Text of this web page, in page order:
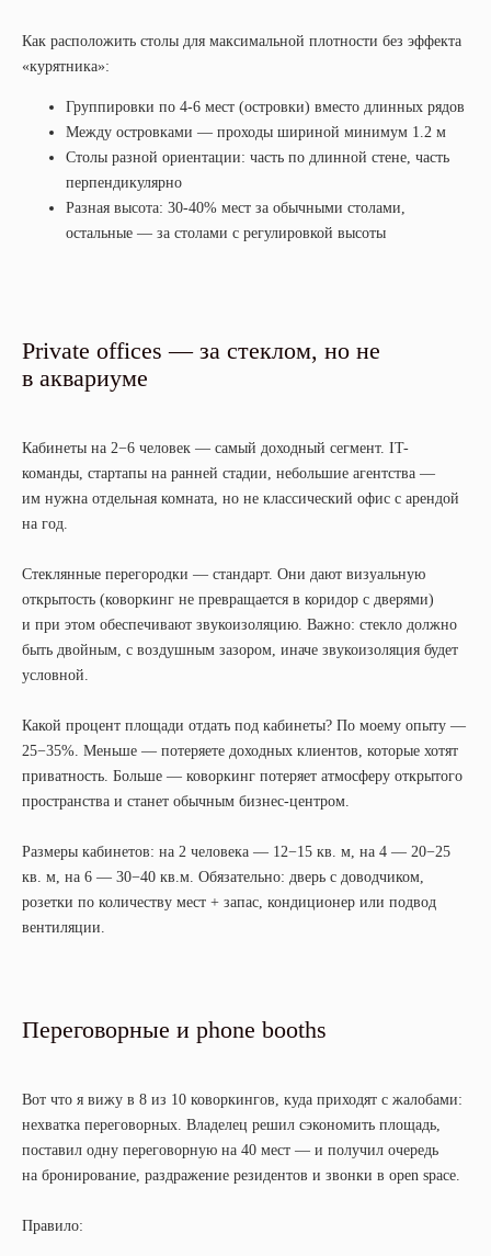
Как расположить столы для максимальной плотности без эффекта
«курятника»:
Группировки по 4-6 мест (островки) вместо длинных рядов
Между островками — проходы шириной минимум 1.2 м
Столы разной ориентации: часть по длинной стене, часть
перпендикулярно
Разная высота: 30-40% мест за обычными столами,
остальные — за столами с регулировкой высоты
Private offices — за стеклом, но не
в аквариуме
Кабинеты на 2−6 человек — самый доходный сегмент. IT-
команды, стартапы на ранней стадии, небольшие агентства —
им нужна отдельная комната, но не классический офис с арендой
на год.
Стеклянные перегородки — стандарт. Они дают визуальную
открытость (коворкинг не превращается в коридор с дверями)
и при этом обеспечивают звукоизоляцию. Важно: стекло должно
быть двойным, с воздушным зазором, иначе звукоизоляция будет
условной.
Какой процент площади отдать под кабинеты? По моему опыту —
25−35%. Меньше — потеряете доходных клиентов, которые хотят
приватность. Больше — коворкинг потеряет атмосферу открытого
пространства и станет обычным бизнес-центром.
Размеры кабинетов: на 2 человека — 12−15 кв. м, на 4 — 20−25
кв. м, на 6 — 30−40 кв.м. Обязательно: дверь с доводчиком,
розетки по количеству мест + запас, кондиционер или подвод
вентиляции.
Переговорные и phone booths
Вот что я вижу в 8 из 10 коворкингов, куда приходят с жалобами:
нехватка переговорных. Владелец решил сэкономить площадь,
поставил одну переговорную на 40 мест — и получил очередь
на бронирование, раздражение резидентов и звонки в open space.
Правило: